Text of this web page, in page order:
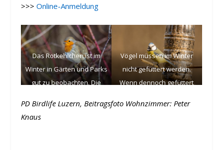
>>>Online-Anmeldung
Das Rotkehlchen ist im
Winter in Gärten und Parks
gut zu beobachten. Die
Winter sind Gäste aus dem
Norden, nur wenige Vögel
Vögel müssen im Winter
nicht gefüttert werden.
Wenn dennoch gefüttert
beachten. So sollen die
PD Birdlife Luzern, Beitragsfoto Wohnzimmer: Peter
Knaus